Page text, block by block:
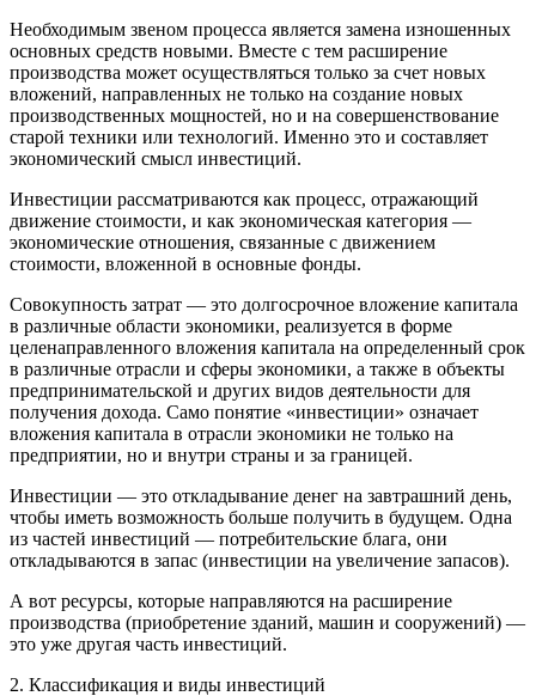
Необходимым звеном процесса является замена изношенных
основных средств новыми. Вместе с тем расширение
производства может осуществляться только за счет новых
вложений, направленных не только на создание новых
производственных мощностей, но и на совершенствование
старой техники или технологий. Именно это и составляет
экономический смысл инвестиций.
Инвестиции рассматриваются как процесс, отражающий
движение стоимости, и как экономическая категория —
экономические отношения, связанные с движением
стоимости, вложенной в основные фонды.
Совокупность затрат — это долгосрочное вложение капитала
в различные области экономики, реализуется в форме
целенаправленного вложения капитала на определенный срок
в различные отрасли и сферы экономики, а также в объекты
предпринимательской и других видов деятельности для
получения дохода. Само понятие «инвестиции» означает
вложения капитала в отрасли экономики не только на
предприятии, но и внутри страны и за границей.
Инвестиции — это откладывание денег на завтрашний день,
чтобы иметь возможность больше получить в будущем. Одна
из частей инвестиций — потребительские блага, они
откладываются в запас (инвестиции на увеличение запасов).
А вот ресурсы, которые направляются на расширение
производства (приобретение зданий, машин и сооружений) —
это уже другая часть инвестиций.
2. Классификация и виды инвестиций